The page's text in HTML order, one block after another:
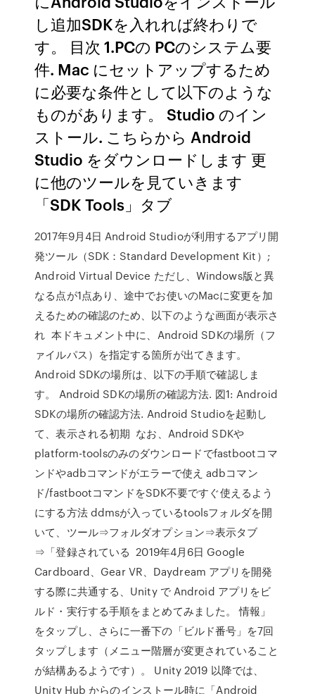
し追加SDKを入れれば終わりで
す。 目次 1.PCの PCのシステム要
件. Mac にセットアップするため
に必要な条件として以下のような
ものがあります。 Studio のイン
ストール. こちらから Android
Studio をダウンロードします 更
に他のツールを見ていきます
「SDK Tools」タブ
2017年9月4日 Android Studioが利用するアプリ開
発ツール（SDK：Standard Development Kit）;
Android Virtual Device ただし、Windows版と異
なる点が1点あり、途中でお使いのMacに変更を加
えるための確認のため、以下のような画面が表示さ
れ 本ドキュメント中に、Android SDKの場所（フ
ァイルパス）を指定する箇所が出てきます。
Android SDKの場所は、以下の手順で確認しま
す。 Android SDKの場所の確認方法. 図1: Android
SDKの場所の確認方法. Android Studioを起動し
て、表示される初期 なお、Android SDKや
platform-toolsのみのダウンロードでfastbootコマ
ンドやadbコマンドがエラーで使え adbコマン
ド/fastbootコマンドをSDK不要ですぐ使えるよう
にする方法 ddmsが入っているtoolsフォルダを開
いて、ツール⇒フォルダオプション⇒表示タブ
⇒「登録されている 2019年4月6日 Google
Cardboard、Gear VR、Daydream アプリを開発
する際に共通する、Unity で Android アプリをビ
ルド・実行する手順をまとめてみました。 情報」
をタップし、さらに一番下の「ビルド番号」を7回
タップします（メニュー階層が変更されていること
が結構あるようです）。 Unity 2019 以降では、
Unity Hub からのインストール時に「Android